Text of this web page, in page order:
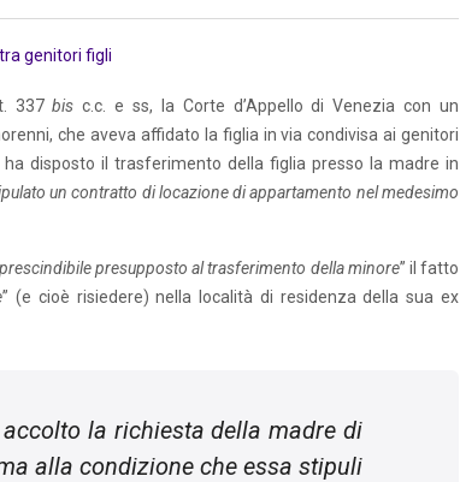
genitori figli
337bisc.c. e ss, la Corte d’Appello di Venezia con un
che aveva affidato la figlia in via condivisa ai genitori
disposto il trasferimento della figlia presso la madre in
un contratto di locazione di appartamento nel medesimo
presupposto al trasferimento della minore” il fatto
” (e cioè risiedere) nella località di residenza della sua ex
la richiesta della madre di
alla condizione che essa stipuli